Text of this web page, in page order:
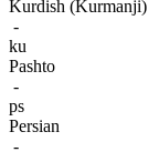
Kurdish (Kurmanji)
-
ku
Pashto
-
ps
Persian
-